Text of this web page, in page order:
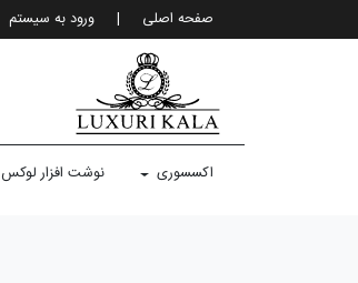
صفحه اصلی | ورود به سيستم
اکسسوری نوشت افزار لوکس